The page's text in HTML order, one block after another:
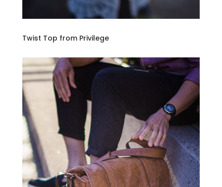
Twist Top from Privilege